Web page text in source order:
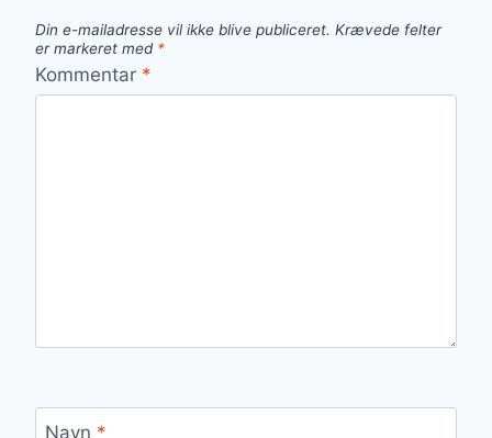
Din e-mailadresse vil ikke blive publiceret. Krævede felter
er markeret med *
Kommentar *
Navn *